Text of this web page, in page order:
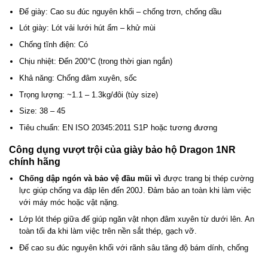
Đế giày: Cao su đúc nguyên khối – chống trơn, chống dầu
Lót giày: Lót vải lưới hút ẩm – khử mùi
Chống tĩnh điện: Có
Chịu nhiệt: Đến 200°C (trong thời gian ngắn)
Khả năng: Chống đâm xuyên, sốc
Trọng lượng: ~1.1 – 1.3kg/đôi (tùy size)
Size: 38 – 45
Tiêu chuẩn: EN ISO 20345:2011 S1P hoặc tương đương
Công dụng vượt trội của giày bảo hộ Dragon 1NR
chính hãng
Chống dập ngón và bảo vệ đầu mũi vì được trang bị thép cường
lực giúp chống va đập lên đến 200J. Đảm bảo an toàn khi làm việc
với máy móc hoặc vật nặng.
Lớp lót thép giữa đế giúp ngăn vật nhọn đâm xuyên từ dưới lên. An
toàn tối đa khi làm việc trên nền sắt thép, gạch vỡ.
Đế cao su đúc nguyên khối với rãnh sâu tăng độ bám dính, chống